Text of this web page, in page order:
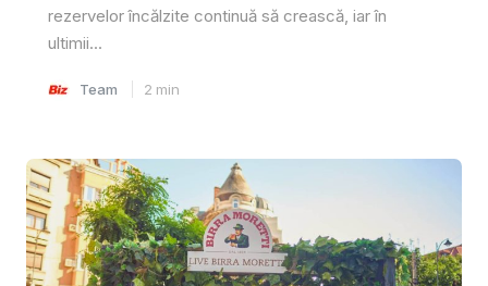
rezervelor încălzite continuă să crească, iar în
ultimii...
Team 2 min